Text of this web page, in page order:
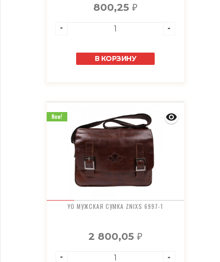
800,25 ₽
В КОРЗИНУ
YO МУЖСКАЯ СУМКА ZNIXS 6997-1
2 800,05 ₽
New!